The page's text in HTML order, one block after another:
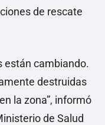
de rescate
están cambiando.
destruidas
la zona”, informó
de Salud